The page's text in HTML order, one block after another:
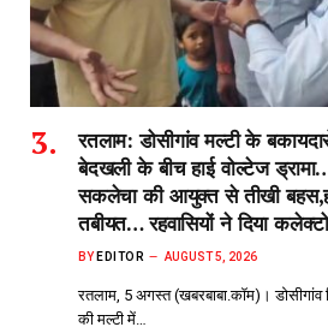
रतलाम: डोसीगांव मल्टी के
बेदखली के बीच हाई वोल्टेज
सकलेचा की आयुक्त से तीखी
तबीयत… रहवासियों ने दिया
BY EDITOR AUGUST 5, 2026
रतलाम, 5 अगस्त (खबरबाबा.कॉम)। डोसीगांव
की मल्टी में…